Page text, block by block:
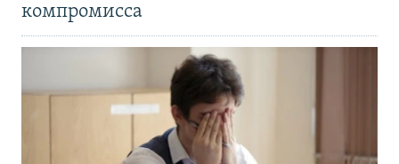
компромисса